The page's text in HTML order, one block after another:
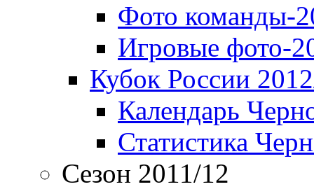
Фото команды-
Игровые фото-
Кубок России
Календарь
Статистика
Сезон 2011/12